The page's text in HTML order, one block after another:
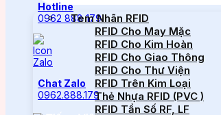
Hotline
0962 888 179
Chat Zalo
0962.888.179
Tem Nhãn RFID
RFID Cho May Mặc
RFID Cho Kim Hoàn
RFID Cho Giao Thông
RFID Cho Thư Viện
RFID Trên Kim Loại
Thẻ Nhựa RFID (PVC )
RFID Tần Số RF, LF